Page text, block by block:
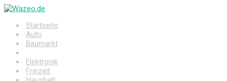
Zum
springenStartseite
Auto
Baumarkt
Elektronik
Freizeit